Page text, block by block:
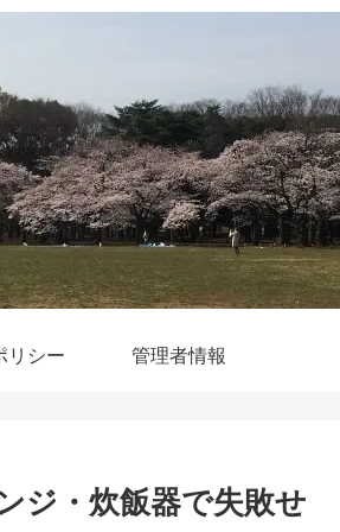
リシー 管理者情報
ジ・炊飯器で失敗せ